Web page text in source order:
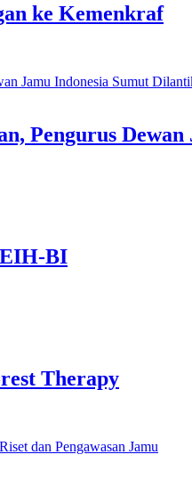
ke Kemenkraf
Pengurus
BI
Therapy